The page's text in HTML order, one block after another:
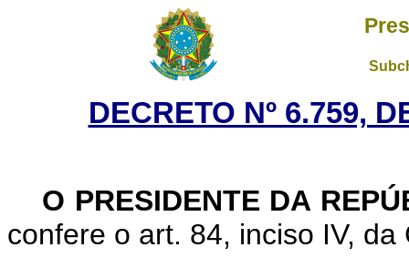
DECRETO Nº 6.759,
O PRESIDENTE DA
confere o art. 84, inciso IV,